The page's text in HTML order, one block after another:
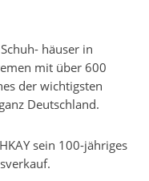
häuser in
mit über 600
der wichtigsten
Deutschland.
sein 100-jähriges